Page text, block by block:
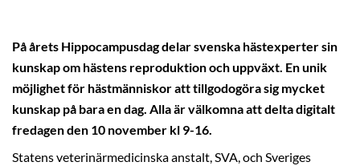
På årets Hippocampusdag delar svenska hästexperter sin
kunskap om hästens reproduktion och uppväxt. En unik
möjlighet för hästmänniskor att tillgodogöra sig mycket
kunskap på bara en dag. Alla är välkomna att delta digitalt
fredagen den 10 november kl 9-16.
Statens veterinärmedicinska anstalt, SVA, och Sveriges